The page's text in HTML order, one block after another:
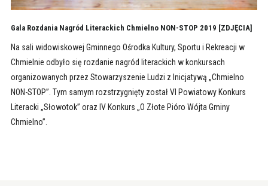
Gala Rozdania Nagród Literackich Chmielno NON-STOP 2019 [ZDJĘCIA]
Na sali widowiskowej Gminnego Ośrodka Kultury, Sportu i Rekreacji w
Chmielnie odbyło się rozdanie nagród literackich w konkursach
organizowanych przez Stowarzyszenie Ludzi z Inicjatywą „Chmielno
NON-STOP”. Tym samym rozstrzygnięty został VI Powiatowy Konkurs
Literacki „Słowotok” oraz IV Konkurs „O Złote Pióro Wójta Gminy
Chmielno”.